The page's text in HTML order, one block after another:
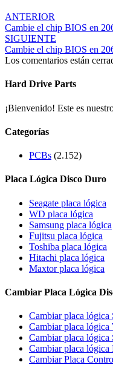
ANTERIOR
Cambie el chip BIOS en
SIGUIENTE
Cambie el chip BIOS en
Los comentarios están
Hard Drive Parts
¡Bienvenido! Este es
Categorías
PCBs (2.152)
Placa Lógica Disco Duro
Seagate placa lógica
WD placa lógica
Samsung placa lógica
Fujitsu placa lógica
Toshiba placa lógica
Hitachi placa lógica
Maxtor placa lógica
Cambiar Placa Lógica
Cambiar placa lógica
Cambiar placa lógica
Cambiar placa lógica
Cambiar placa lógica
Cambiar Placa